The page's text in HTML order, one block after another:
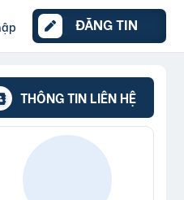
ĐĂNG TIN
THÔNG TIN LIÊN HỆ